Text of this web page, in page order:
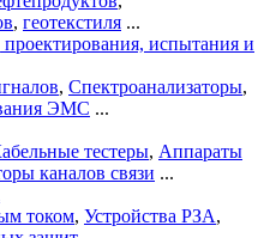
, геотекстиля ...
испытания и
, Спектроанализаторы,
ЭМС ...
тестеры, Аппараты
каналов связи ...
током, Устройства РЗА,